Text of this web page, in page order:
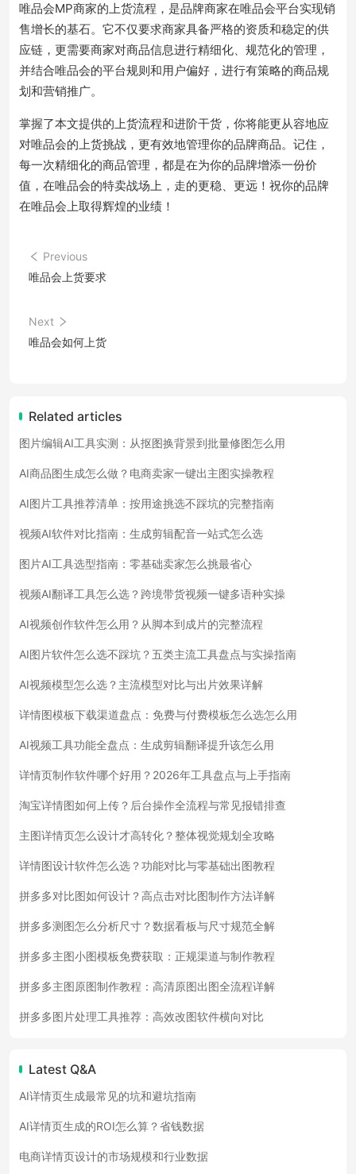
唯品会MP商家的上货流程，是品牌商家在唯品会平台实现销
售增长的基石。它不仅要求商家具备严格的资质和稳定的供
应链，更需要商家对商品信息进行精细化、规范化的管理，
并结合唯品会的平台规则和用户偏好，进行有策略的商品规
划和营销推广。
掌握了本文提供的上货流程和进阶干货，你将能更从容地应
对唯品会的上货挑战，更有效地管理你的品牌商品。记住，
每一次精细化的商品管理，都是在为你的品牌增添一份价
值，在唯品会的特卖战场上，走的更稳、更远！祝你的品牌
在唯品会上取得辉煌的业绩！
Previous
唯品会上货要求
Next
唯品会如何上货
Related articles
图片编辑AI工具实测：从抠图换背景到批量修图怎么用
AI商品图生成怎么做？电商卖家一键出主图实操教程
AI图片工具推荐清单：按用途挑选不踩坑的完整指南
视频AI软件对比指南：生成剪辑配音一站式怎么选
图片AI工具选型指南：零基础卖家怎么挑最省心
视频AI翻译工具怎么选？跨境带货视频一键多语种实操
AI视频创作软件怎么用？从脚本到成片的完整流程
AI图片软件怎么选不踩坑？五类主流工具盘点与实操指南
AI视频模型怎么选？主流模型对比与出片效果详解
详情图模板下载渠道盘点：免费与付费模板怎么选怎么用
AI视频工具功能全盘点：生成剪辑翻译提升该怎么用
详情页制作软件哪个好用？2026年工具盘点与上手指南
淘宝详情图如何上传？后台操作全流程与常见报错排查
主图详情页怎么设计才高转化？整体视觉规划全攻略
详情图设计软件怎么选？功能对比与零基础出图教程
拼多多对比图如何设计？高点击对比图制作方法详解
拼多多测图怎么分析尺寸？数据看板与尺寸规范全解
拼多多主图小图模板免费获取：正规渠道与制作教程
拼多多主图原图制作教程：高清原图出图全流程详解
拼多多图片处理工具推荐：高效改图软件横向对比
Latest Q&A
AI详情页生成最常见的坑和避坑指南
AI详情页生成的ROI怎么算？省钱数据
电商详情页设计的市场规模和行业数据